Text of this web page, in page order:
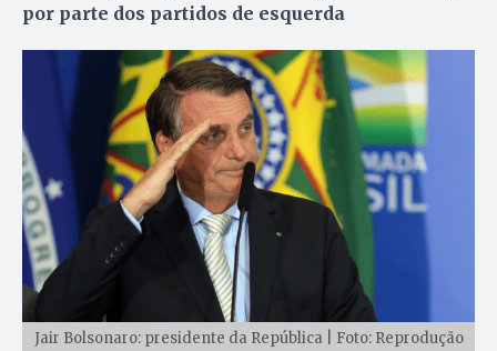
por parte dos partidos de esquerda
Jair Bolsonaro: presidente da República | Foto: Reprodução